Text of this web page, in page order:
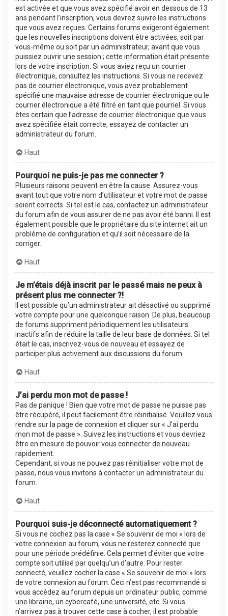
est activée et que vous avez spécifié avoir en dessous de 13
ans pendant l’inscription, vous devrez suivre les instructions
que vous avez reçues. Certains forums exigeront également
que les nouvelles inscriptions doivent être activées, soit par
vous-même ou soit par un administrateur, avant que vous
puissiez ouvrir une session ; cette information était présente
lors de votre inscription. Si vous aviez reçu un courrier
électronique, consultez les instructions. Si vous ne recevez
pas de courrier électronique, vous avez probablement
spécifié une mauvaise adresse de courrier électronique ou le
courrier électronique a été filtré en tant que pourriel. Si vous
êtes certain que l’adresse de courrier électronique que vous
avez spécifiée était correcte, essayez de contacter un
administrateur du forum.
Haut
Pourquoi ne puis-je pas me connecter ?
Plusieurs raisons peuvent en être la cause. Assurez-vous
avant tout que votre nom d’utilisateur et votre mot de passe
soient corrects. Si tel est le cas, contactez un administrateur
du forum afin de vous assurer de ne pas avoir été banni. Il est
également possible que le propriétaire du site internet ait un
problème de configuration et qu’il soit nécessaire de la
corriger.
Haut
Je m’étais déjà inscrit par le passé mais ne peux à
présent plus me connecter ?!
Il est possible qu’un administrateur ait désactivé ou supprimé
votre compte pour une quelconque raison. De plus, beaucoup
de forums suppriment périodiquement les utilisateurs
inactifs afin de réduire la taille de leur base de données. Si tel
était le cas, inscrivez-vous de nouveau et essayez de
participer plus activement aux discussions du forum.
Haut
J’ai perdu mon mot de passe !
Pas de panique ! Bien que votre mot de passe ne puisse pas
être récupéré, il peut facilement être réinitialisé. Veuillez vous
rendre sur la page de connexion et cliquer sur « J’ai perdu
mon mot de passe ». Suivez les instructions et vous devriez
être en mesure de pouvoir vous connecter de nouveau
rapidement.
Cependant, si vous ne pouvez pas réinitialiser votre mot de
passe, nous vous invitons à contacter un administrateur du
forum.
Haut
Pourquoi suis-je déconnecté automatiquement ?
Si vous ne cochez pas la case « Se souvenir de moi » lors de
votre connexion au forum, vous ne resterez connecté que
pour une période prédéfinie. Cela permet d’éviter que votre
compte soit utilisé par quelqu’un d’autre. Pour rester
connecté, veuillez cocher la case « Se souvenir de moi » lors
de votre connexion au forum. Ceci n’est pas recommandé si
vous accédez au forum depuis un ordinateur public, comme
une librairie, un cybercafé, une université, etc. Si vous
n’arrivez pas à trouver cette case à cocher, il est probable